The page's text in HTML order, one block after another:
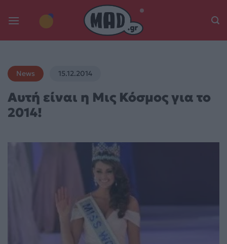
News 15.12.2014
Αυτή είναι η Μις Κόσμος για το
2014!